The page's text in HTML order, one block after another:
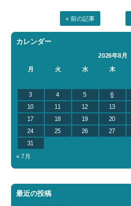
« 前の記事
カレンダー
2026年8月
月
火 水 木
3
4 5 6
10
11 12 13
17
18 19 20
24
25 26 27
31
« 7月
最近の投稿